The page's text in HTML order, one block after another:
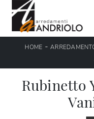
HOME -
Rubinetto